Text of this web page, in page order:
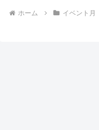
ホーム イベント月